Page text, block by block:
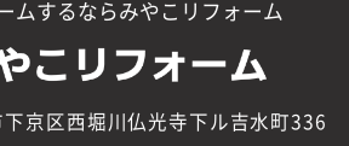
ムするならみやこリフォーム
京区西堀川仏光寺下ル吉水町336